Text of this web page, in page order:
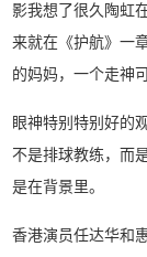
影我想了很久陶虹
来就在《护航》一
的妈妈，一个走神
眼神特别特别好的
不是排球教练，而
是在背景里。
香港演员任达华和